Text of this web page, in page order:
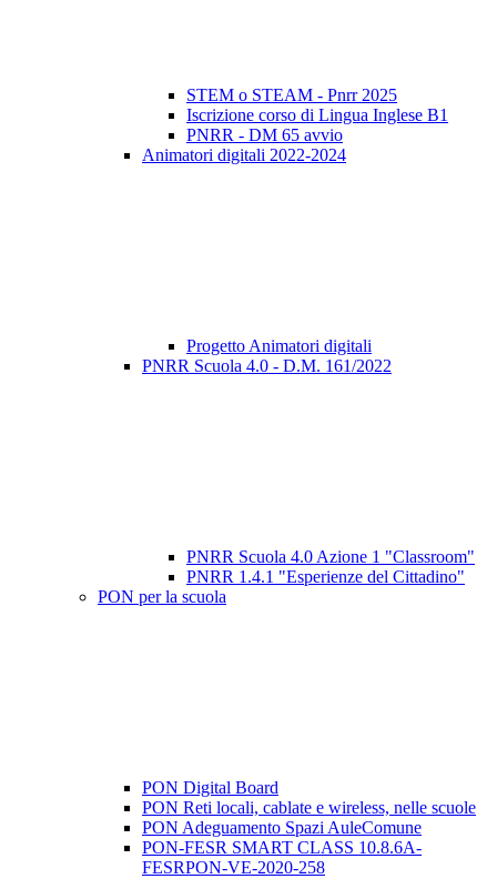
STEM o STEAM - Pnrr 2025
Iscrizione corso di Lingua Inglese B1
PNRR - DM 65 avvio
Animatori digitali 2022-2024
Progetto Animatori digitali
PNRR Scuola 4.0 - D.M. 161/2022
PNRR Scuola 4.0 Azione 1 "Classroom"
PNRR 1.4.1 "Esperienze del Cittadino"
PON per la scuola
PON Digital Board
PON Reti locali, cablate e wireless, nelle scuole
PON Adeguamento Spazi AuleComune
PON-FESR SMART CLASS 10.8.6A-
FESRPON-VE-2020-258